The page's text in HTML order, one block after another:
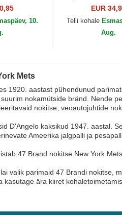
York Mets
10.
Structured Square
York Mets MLB
EUR
Telli kohale
Aug.
Mets
1920. aastast pühendunud
nokamütside bränd. Nende
nokitse, veoautojuhtide
D'Angelo kaksikud 1947. aastal.
Ameerika jalgpalli ja
47 Brand nokitse New York
valik parimaid 47 Brandi nokitse,
kasutage ära kiiret